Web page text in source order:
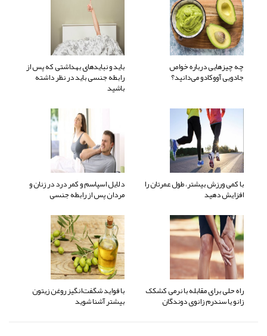
چه چیزهایی درباره خواص
جادویی آووکادو می‌دانید؟
باید و نبایدهای بهداشتی که پس از
رابطه جنسی باید در نظر داشته
باشید
با کمی ورزش بیشتر، طول عمرتان را
افزایش دهید
دلایل اسپاسم و کمر درد در زنان و
مردان پس از رابطه جنسی
راه حلی برای مقابله با نرمی کشکک
زانو یا سندرم زانوی دوندگان
با فواید شگفت‌انگیز روغن زیتون
بیشتر آشنا شوید